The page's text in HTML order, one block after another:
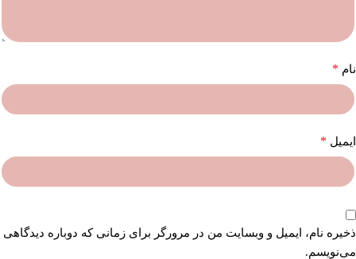
نام *
ایمیل *
ذخیره نام، ایمیل و وبسایت من در مرورگر برای زمانی که دوباره دیدگاهی
می‌نویسم.